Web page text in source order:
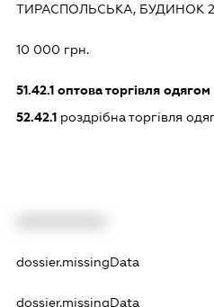
ТИРАСПОЛЬСЬКА, БУДИНОК
10 000 грн.
51.42.1оптова торгівля одягом
52.42.1роздрібна торгівля
dossier.missingData
dossier.missingData